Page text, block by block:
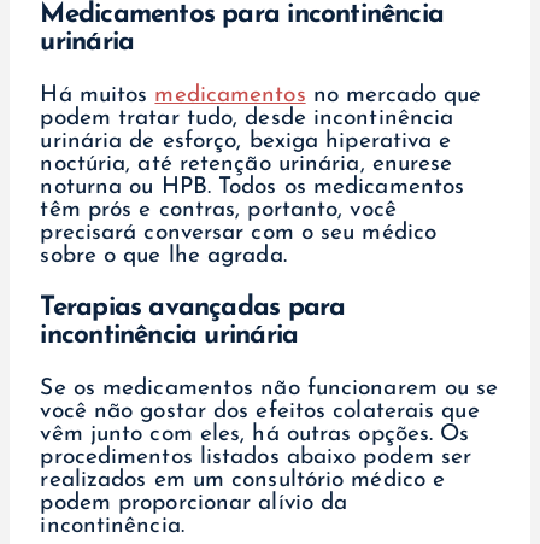
Medicamentos para incontinência
urinária
Há muitos medicamentos no mercado que
podem tratar tudo, desde incontinência
urinária de esforço, bexiga hiperativa e
noctúria, até retenção urinária, enurese
noturna ou HPB. Todos os medicamentos
têm prós e contras, portanto, você
precisará conversar com o seu médico
sobre o que lhe agrada.
Terapias avançadas para
incontinência urinária
Se os medicamentos não funcionarem ou se
você não gostar dos efeitos colaterais que
vêm junto com eles, há outras opções. Os
procedimentos listados abaixo podem ser
realizados em um consultório médico e
podem proporcionar alívio da
incontinência.